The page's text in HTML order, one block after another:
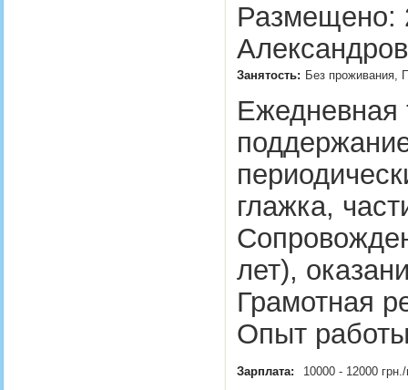
Размещено:
Занятость: Без проживания,
Ежедневная
глажка,
лет),
Грамотная
Опыт
Зарплата: 10000 - 12000